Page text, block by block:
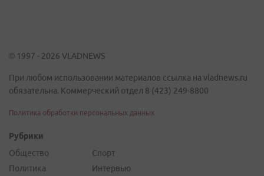
© 1997 - 2026 VLADNEWS
При любом использовании материалов ссылка на vladnews.ru
обязательна. Коммерческий отдел 8 (423) 249-8800
Политика обработки персональных данных
Рубрики
Общество
Политика
Спорт
Интервью